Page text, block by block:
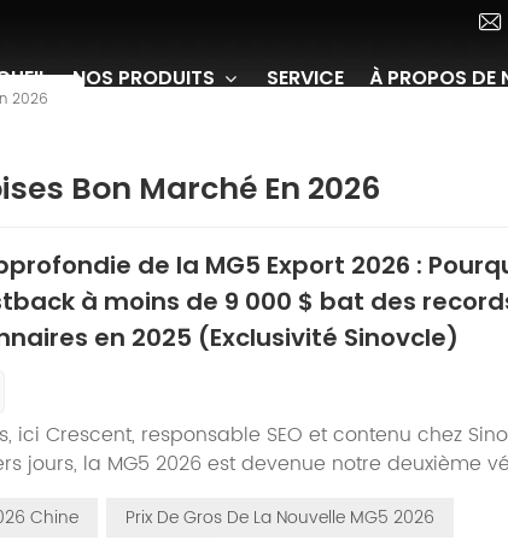
NOS PRODUITS SERVICE À PROPOS DE
2026
Bon Marché En 2026
de la MG5 Export 2026 :
à moins de 9 000 $ bat des
en 2025 (Exclusivité Sinovcle)
ici Crescent, responsable SEO et contenu chez
jours, la MG5 2026 est devenue notre deuxième
nous posent sans cesse la même
Chine
Prix ​​de Gros De La Nouvelle MG5 2026